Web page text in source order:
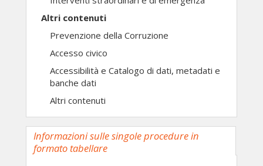
Altri contenuti
Prevenzione della Corruzione
Accesso civico
Accessibilità e Catalogo di dati, metadati e
banche dati
Altri contenuti
Informazioni sulle singole procedure in
formato tabellare